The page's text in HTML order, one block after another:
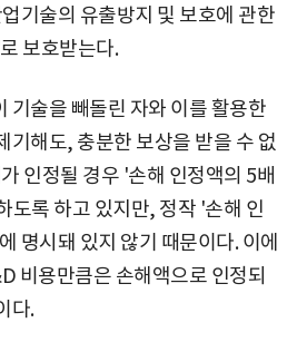
기술의 유출방지 및 보호에 관한
보호받는다.
기술을 빼돌린 자와 이를 활용한
기해도, 충분한 보상을 받을 수 없
인정될 경우 '손해 인정액의 5배
도록 하고 있지만, 정작 '손해 인
명시돼 있지 않기 때문이다. 이에
비용만큼은 손해액으로 인정되
다.